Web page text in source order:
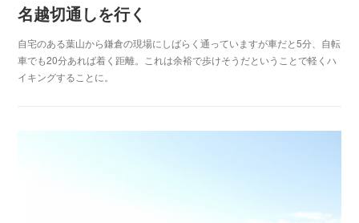
名越切通しを行く
自宅のある葉山から鎌倉の現場にしばらく通っていますが車だと5分、自転
車でも20分あれば着く距離。これは余裕で歩けそうだということで軽くハ
イキングすることに。